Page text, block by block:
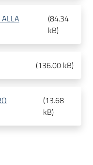
ALLA
(84.34
kB)
(136.00 kB)
(13.68
kB)